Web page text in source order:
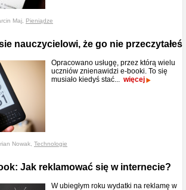
Maj, Pieniądze
nauczycielowi, że go nie przeczytałeś
Opracowano usługę, przez którą wielu
uczniów znienawidzi e-booki. To się
musiało kiedyś stać... więcej
Nowak, Technologie
Jak reklamować się w internecie?
W ubiegłym roku wydatki na reklamę w